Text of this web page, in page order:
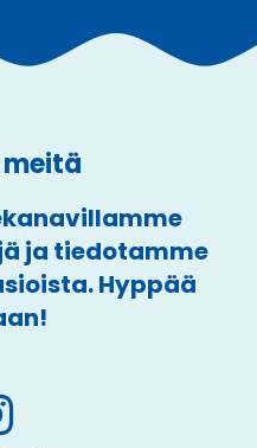
meitä
ja tiedotamme
Hyppää